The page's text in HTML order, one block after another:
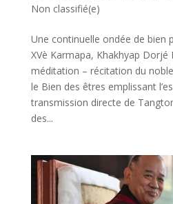
Non classifié(e)
Une continuelle ondée de bien
XVè Karmapa, Khakhyap Dorjé
méditation – récitation du
le Bien des êtres emplissant
transmission directe de
des...